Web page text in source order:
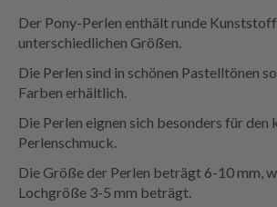
Der Pony-Perlen enthält runde
unterschiedlichen Größen.
Die Perlen sind in schönen Pastelltönen
Farben erhältlich.
Die Perlen eignen sich besonders für den
Perlenschmuck.
Die Größe der Perlen beträgt 6-10 mm,
Lochgröße 3-5 mm beträgt.